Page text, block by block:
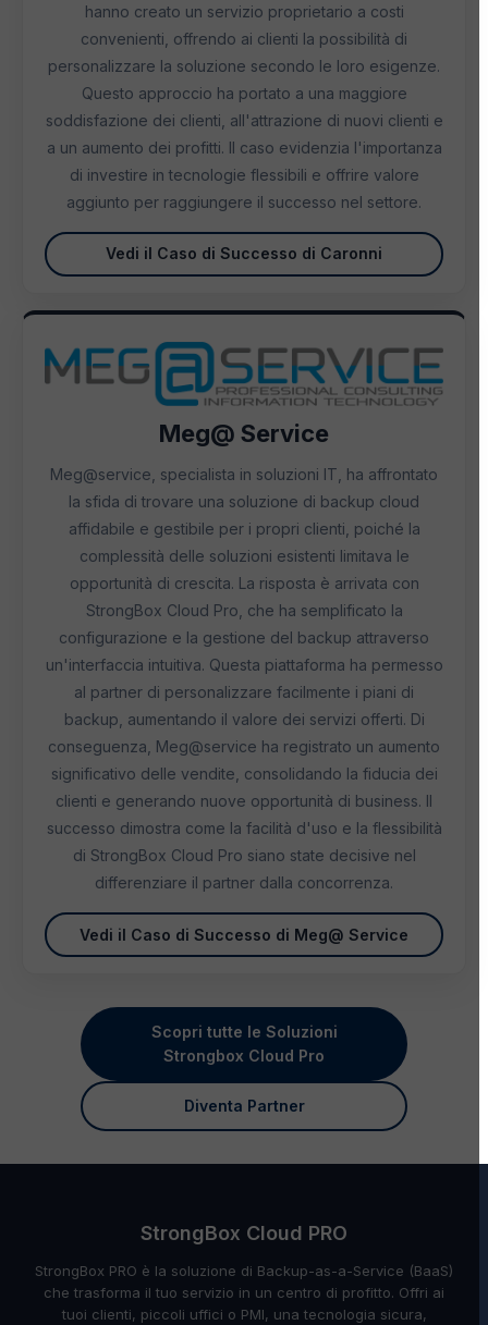
hanno creato un servizio proprietario a costi
convenienti, offrendo ai clienti la possibilità di
personalizzare la soluzione secondo le loro esigenze.
Questo approccio ha portato a una maggiore
soddisfazione dei clienti, all'attrazione di nuovi clienti e
a un aumento dei profitti. Il caso evidenzia l'importanza
di investire in tecnologie flessibili e offrire valore
aggiunto per raggiungere il successo nel settore.
Vedi il Caso di Successo di Caronni
Meg@ Service
Meg@service, specialista in soluzioni IT, ha affrontato
la sfida di trovare una soluzione di backup cloud
affidabile e gestibile per i propri clienti, poiché la
complessità delle soluzioni esistenti limitava le
opportunità di crescita. La risposta è arrivata con
StrongBox Cloud Pro, che ha semplificato la
configurazione e la gestione del backup attraverso
un'interfaccia intuitiva. Questa piattaforma ha permesso
al partner di personalizzare facilmente i piani di
backup, aumentando il valore dei servizi offerti. Di
conseguenza, Meg@service ha registrato un aumento
significativo delle vendite, consolidando la fiducia dei
clienti e generando nuove opportunità di business. Il
successo dimostra come la facilità d'uso e la flessibilità
di StrongBox Cloud Pro siano state decisive nel
differenziare il partner dalla concorrenza.
Vedi il Caso di Successo di Meg@ Service
Scopri tutte le Soluzioni
Strongbox Cloud Pro
Diventa Partner
StrongBox Cloud PRO
StrongBox PRO è la soluzione di Backup-as-a-Service (BaaS)
che trasforma il tuo servizio in un centro di profitto. Offri ai
tuoi clienti, piccoli uffici o PMI, una tecnologia sicura,